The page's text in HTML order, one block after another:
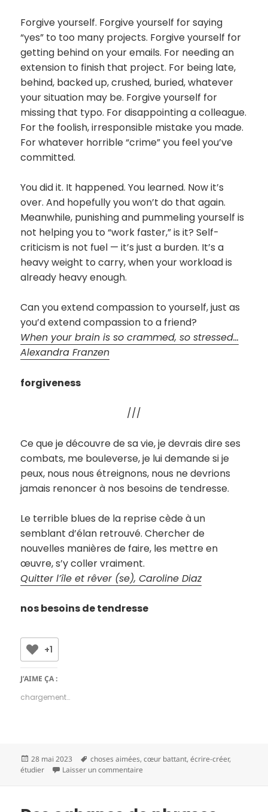
Forgive yourself. Forgive yourself for saying
“yes” to too many projects. Forgive yourself for
getting behind on your emails. For needing an
extension to finish that project. For being late,
behind, backed up, crushed, buried, whatever
your situation may be. Forgive yourself for
missing that typo. For disappointing a colleague.
For the foolish, irresponsible mistake you made.
For whatever horrible “crime” you feel you’ve
committed.
You did it. It happened. You learned. Now it’s
over. And hopefully you won’t do that again.
Meanwhile, punishing and pummeling yourself is
not helping you to “work faster,” is it? Self-
criticism is not fuel — it’s just a burden. It’s a
heavy weight to carry, when your workload is
already heavy enough.
Can you extend compassion to yourself, just as
you’d extend compassion to a friend?
When your brain is so crammed, so stressed…
Alexandra Franzen
forgiveness
///
Ce que je découvre de sa vie, je devrais dire ses
combats, me bouleverse, je lui demande si je
peux, nous nous étreignons, nous ne devrions
jamais renoncer à nos besoins de tendresse.
Le terrible blues de la reprise cède à un
semblant d’élan retrouvé. Chercher de
nouvelles manières de faire, les mettre en
œuvre, s’y coller vraiment.
Quitter l’île et rêver (se), Caroline Diaz
nos besoins de tendresse
+1
J’AIME ÇA :
chargement…
Publié
le
28 mai 2023
Mots-
clés
choses aimées,cœur battant,écrire-créer,
étudier
Laisser un commentaire